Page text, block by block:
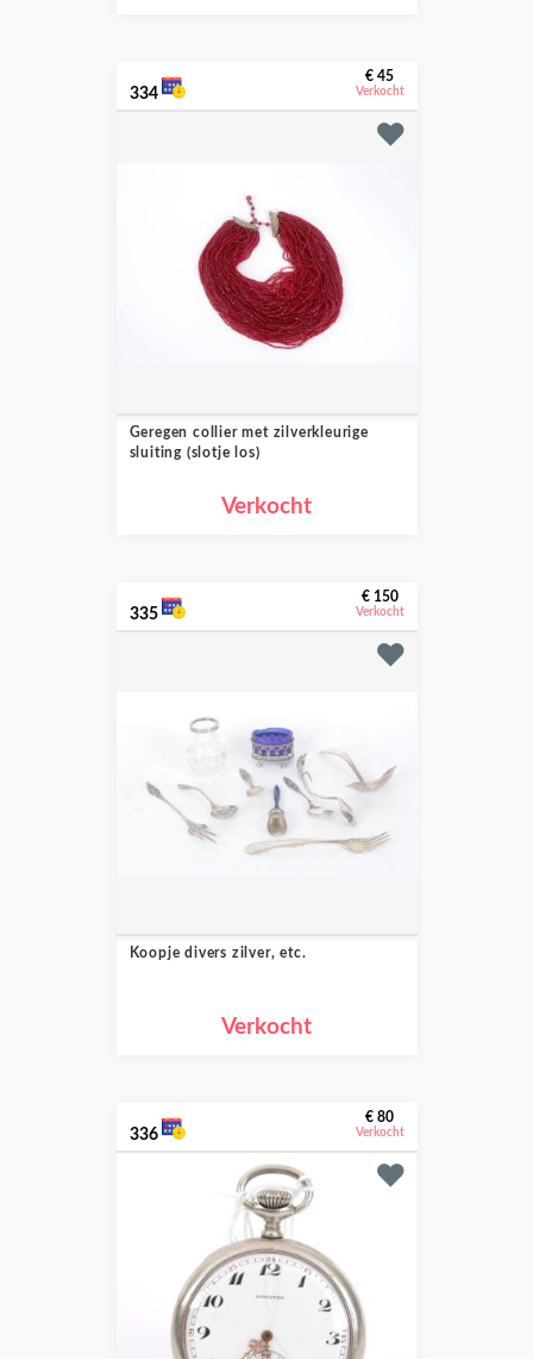
334
€ 45
Verkocht
Geregen collier met zilverkleurige
sluiting (slotje los)
Verkocht
335
€ 150
Verkocht
Koopje divers zilver, etc.
Verkocht
336
€ 80
Verkocht